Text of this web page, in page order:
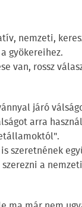
nemzeti,
gyökereihez.
van, rossz
járó
arra
szeretnének
a